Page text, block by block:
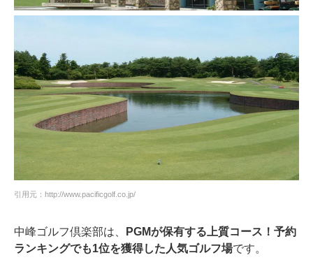
引用元：http://www.pacificgolf.co.jp/
中峰ゴルフ倶楽部は、
PGMが保有する上質コース！予約
ランキングでも1位を獲得した人気ゴルフ場です。